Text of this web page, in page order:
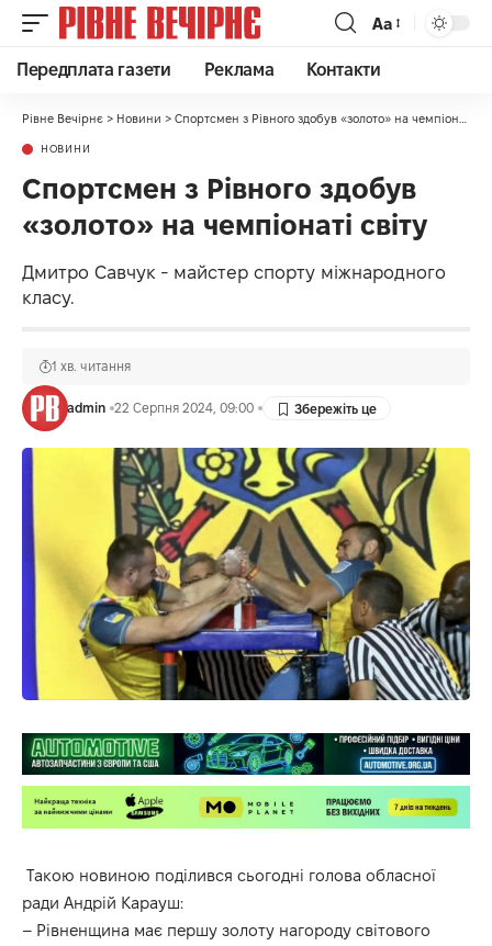
Аа
Передплата газети Реклама Контакти
Рівне Вечірнє > Новини > Спортсмен з Рівного здобув «золото» на чемпіонаті світу
НОВИНИ
Спортсмен з Рівного здобув
«золото» на чемпіонаті світу
Дмитро Савчук - майстер спорту міжнародного
класу.
admin 22 Серпня 2024, 09:00
1 хв. читання
Такою новиною поділився сьогодні голова обласної
ради Андрій Карауш:
– Рівненщина має першу золоту нагороду світового